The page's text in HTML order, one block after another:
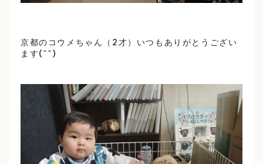
京都のコウメちゃん（2才）いつもありがとうござい
ます(^^)